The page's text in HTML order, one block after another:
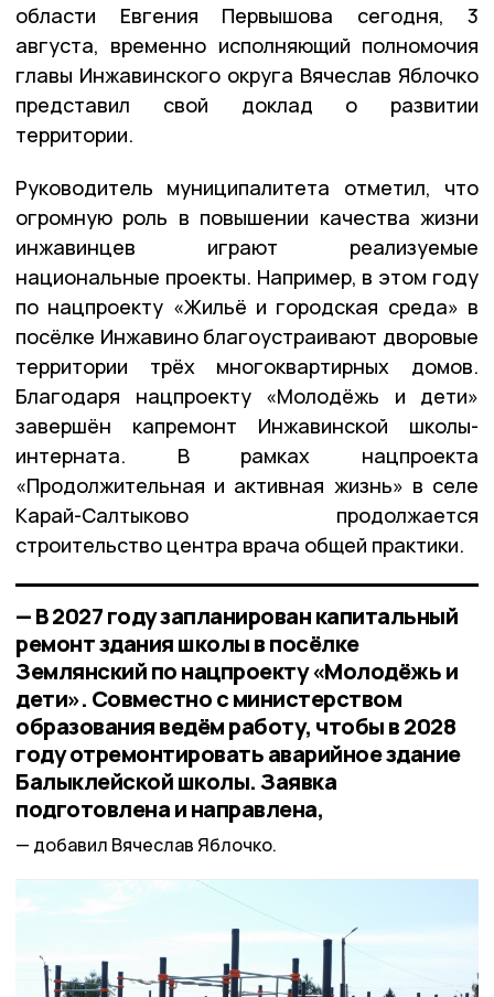
области Евгения Первышова сегодня, 3
августа, временно исполняющий полномочия
главы Инжавинского округа Вячеслав Яблочко
представил свой доклад о развитии
территории.
Руководитель муниципалитета отметил, что
огромную роль в повышении качества жизни
инжавинцев играют реализуемые
национальные проекты. Например, в этом году
по нацпроекту «Жильё и городская среда» в
посёлке Инжавино благоустраивают дворовые
территории трёх многоквартирных домов.
Благодаря нацпроекту «Молодёжь и дети»
завершён капремонт Инжавинской школы-
интерната. В рамках нацпроекта
«Продолжительная и активная жизнь» в селе
Карай-Салтыково продолжается
строительство центра врача общей практики.
— В 2027 году запланирован капитальный
ремонт здания школы в посёлке
Землянский по нацпроекту «Молодёжь и
дети». Совместно с министерством
образования ведём работу, чтобы в 2028
году отремонтировать аварийное здание
Балыклейской школы. Заявка
подготовлена и направлена,
добавил Вячеслав Яблочко.